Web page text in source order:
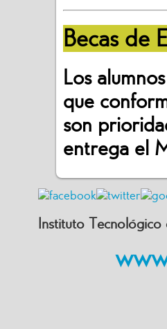
Becas de
Los
que
son
entrega el
Instituto